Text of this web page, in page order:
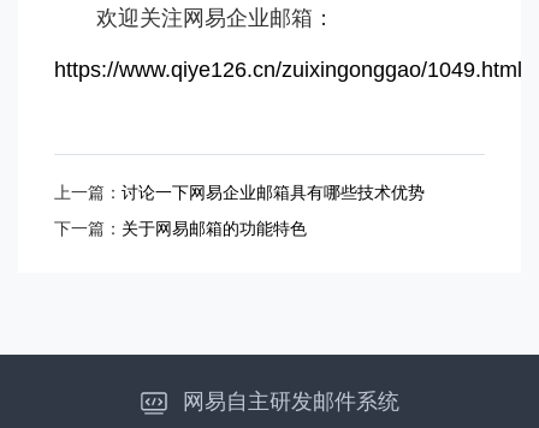
欢迎关注网易企业邮箱：
https://www.qiye126.cn/zuixingonggao/1049.html
上一篇： 讨论一下网易企业邮箱具有哪些技术优势
下一篇： 关于网易邮箱的功能特色
网易自主研发邮件系统